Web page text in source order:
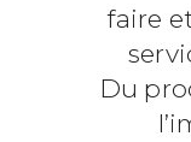
faire
Du